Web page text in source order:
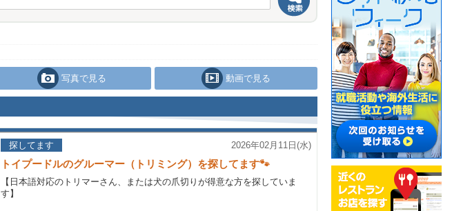
写真で見る 動画で見る
探してます 2026年02月11日(水)
トイプードルのグルーマー（トリミング）を探してます🐾
【日本語対応のトリマーさん、または犬の爪切りが得意な方を探していま
す】